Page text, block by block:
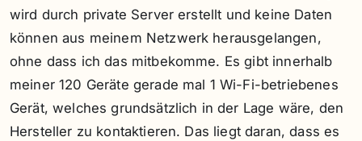
wird durch private Server erstellt und keine Daten
können aus meinem Netzwerk herausgelangen,
ohne dass ich das mitbekomme. Es gibt innerhalb
meiner 120 Geräte gerade mal 1 Wi-Fi-betriebenes
Gerät, welches grundsätzlich in der Lage wäre, den
Hersteller zu kontaktieren. Das liegt daran, dass es